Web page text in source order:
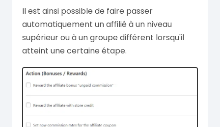
Il est ainsi possible de faire passer
automatiquement un affilié à un niveau
supérieur ou à un groupe différent lorsqu'il
atteint une certaine étape.